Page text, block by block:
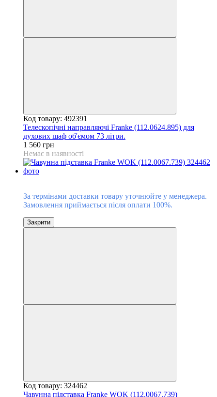
Код товару: 492391
Телескопічні направляючі Franke (112.0624.895) для
духових шаф об'ємом 73 літри.
1 560 грн
Немає в наявності
За термінами доставки товару уточнюйте у менеджера.
Замовлення приймається після оплати 100%.
Закрити
Код товару: 324462
Чавунна підставка Franke WOK (112.0067.739)